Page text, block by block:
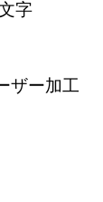
字
ザー加工